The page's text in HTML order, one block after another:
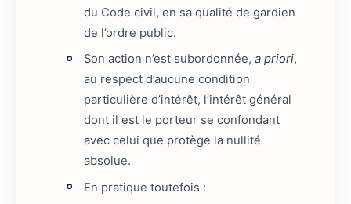
du Code civil, en sa qualité de gardien
de l’ordre public.
Son action n’est subordonnée,a priori,
au respect d’aucune condition
particulière d’intérêt, l’intérêt général
dont il est le porteur se confondant
avec celui que protège la nullité
absolue.
En pratique toutefois :